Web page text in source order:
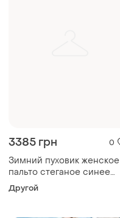
3385 грн 0
Зимний пуховик женское
пальто стеганое синее
тинсулейт цвет черный
размер 42-58 48
Другой